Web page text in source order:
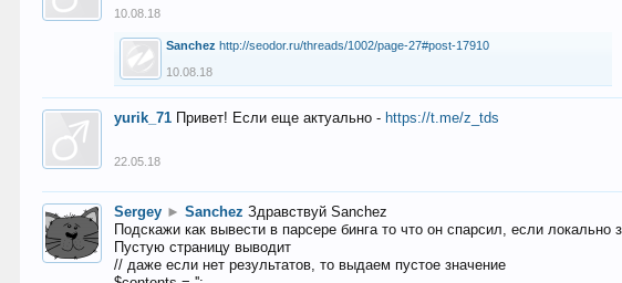
10.08.18
Sanchez http://seodor.ru/threads/1002/page-27#post-17910
10.08.18
yurik_71 Привет! Если еще актуально - https://t.me/z_tds
22.05.18
Sergey ► Sanchez Здравствуй Sanchez
Подскажи как вывести в парсере бинга то что он спарсил, если
Пустую страницу выводит
// даже если нет результатов, то выдаем пустое значение